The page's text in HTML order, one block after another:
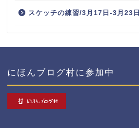
スケッチの練習/3月17日-3月23日
にほんブログ村に参加中